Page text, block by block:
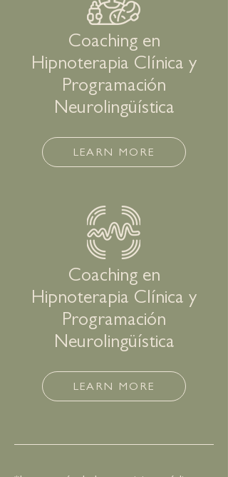
Coaching en
Hipnoterapia Clínica y
Programación
Neurolingüística
LEARN MORE
Coaching en
Hipnoterapia Clínica y
Programación
Neurolingüística
LEARN MORE